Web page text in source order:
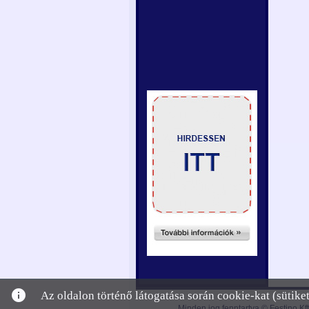
info
Az oldalon történő látogatása során cookie-kat